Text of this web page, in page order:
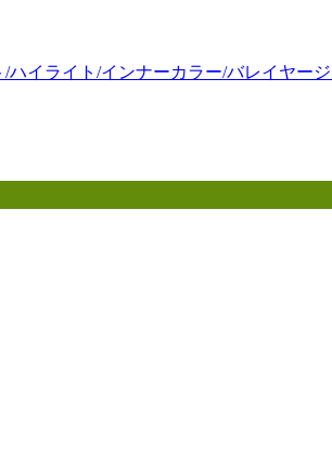
イライト/インナーカラー/バレイヤー